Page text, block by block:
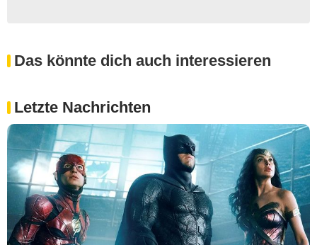
Das könnte dich auch interessieren
Letzte Nachrichten